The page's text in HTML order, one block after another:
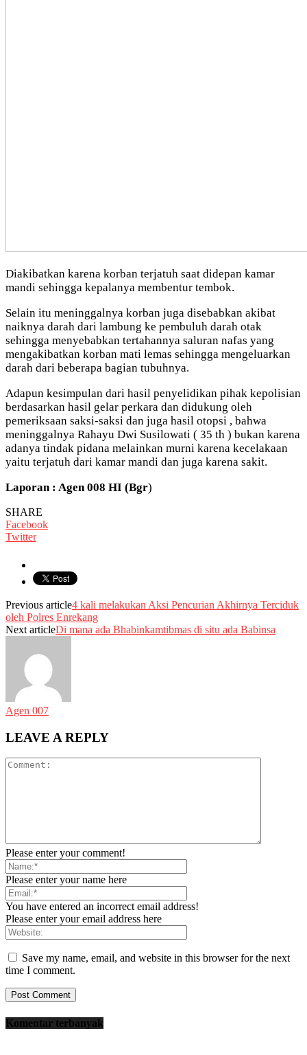
Diakibatkan karena korban terjatuh saat didepan kamar
mandi sehingga kepalanya membentur tembok.
Selain itu meninggalnya korban juga disebabkan akibat
naiknya darah dari lambung ke pembuluh darah otak
sehingga menyebabkan tertahannya saluran nafas yang
mengakibatkan korban mati lemas sehingga mengeluarkan
darah dari beberapa bagian tubuhnya.
Adapun kesimpulan dari hasil penyelidikan pihak kepolisian
berdasarkan hasil gelar perkara dan didukung oleh
pemeriksaan saksi-saksi dan juga hasil otopsi , bahwa
meninggalnya Rahayu Dwi Susilowati ( 35 th ) bukan karena
adanya tindak pidana melainkan murni karena kecelakaan
yaitu terjatuh dari kamar mandi dan juga karena sakit.
Laporan : Agen 008 HI (Bgr)
SHARE
Facebook
Twitter
Previous article4 kali melakukan Aksi Pencurian Akhirnya Terciduk
oleh Polres Enrekang
Next articleDi mana ada Bhabinkamtibmas di situ ada Babinsa
Agen 007
LEAVE A REPLY
Please enter your comment!
Please enter your name here
You have entered an incorrect email address!
Please enter your email address here
Save my name, email, and website in this browser for the next
time I comment.
Komentar terbanyak